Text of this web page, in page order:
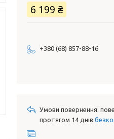
6 199 ₴
+380 (68) 857-88-16
протягом 14 днів